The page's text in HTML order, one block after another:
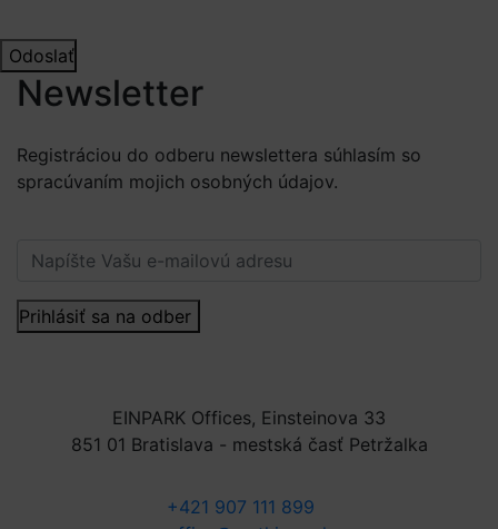
Odoslať
Newsletter
Registráciou do odberu newslettera súhlasím so
spracúvaním mojich osobných údajov.
Prihlásiť sa na odber
EINPARK Offices, Einsteinova 33
851 01 Bratislava - mestská časť Petržalka
+421 907 111 899